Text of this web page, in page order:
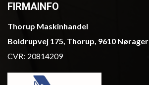
FIRMAINFO
Thorup Maskinhandel
Boldrupvej 175, Thorup, 9610 Nørager
CVR: 20814209